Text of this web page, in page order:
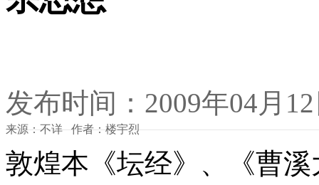
发布时间：2009年04月
来源：不详 作者：楼宇烈
敦煌本《坛经》、《曹